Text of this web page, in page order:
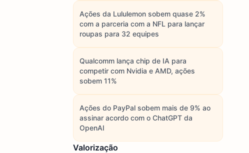
Ações da Lululemon sobem quase 2%
com a parceria com a NFL para lançar
roupas para 32 equipes
Qualcomm lança chip de IA para
competir com Nvidia e AMD, ações
sobem 11%
Ações do PayPal sobem mais de 9% ao
assinar acordo com o ChatGPT da
OpenAI
Valorização